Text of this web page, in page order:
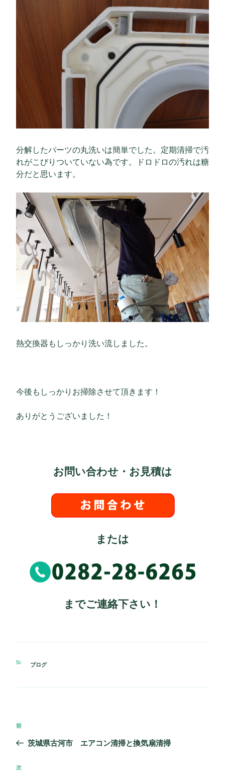
分解したパーツの丸洗いは簡単でした。定期清掃で汚
れがこびりついていない為です。ドロドロの汚れは糖
分だと思います。
熱交換器もしっかり洗い流しました。
今後もしっかりお掃除させて頂きます！
ありがとうございました！
お問い合わせ・お見積は
または
までご連絡下さい！
カ
ゴ
ブログ
稿
ナ
過
前
茨城県古河市 エアコン清掃と換気扇清掃
次
次